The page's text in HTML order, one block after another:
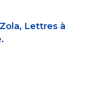
Lettres à